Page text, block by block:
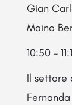
Gian
Maino
10:50 –
Il settore